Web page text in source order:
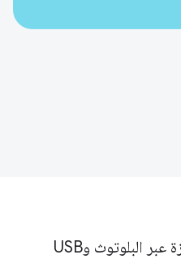
تعلُّم كيفية التواصل مع الأجهزة عبر البلوتوث وUSB